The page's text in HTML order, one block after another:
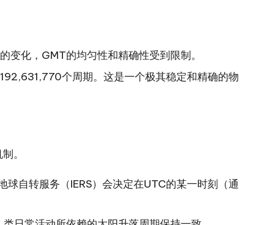
变化，GMT的均匀性和精确性受到限制。
个周期。这是一个极其稳定和精确的物
。
自转服务（IERS）会决定在UTC的某一时刻（通